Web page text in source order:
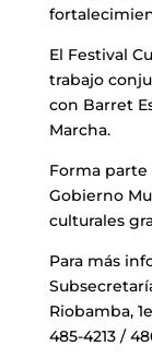
El Festival
trabajo
con Barret
Marcha.
Forma
Gobierno
culturales
Para más
Riobamba,
485-4213 /